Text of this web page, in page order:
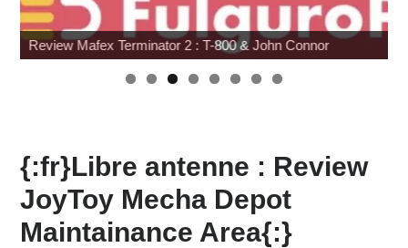
Hasbro : Marvel Legends Avengers Doomsday
{:fr}Libre antenne : Review
JoyToy Mecha Depot
Maintainance Area{:}